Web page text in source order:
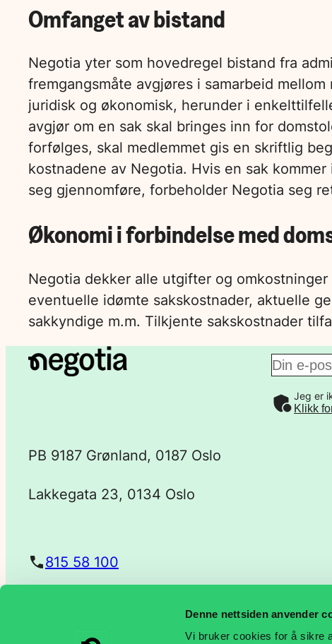
Denne nettsiden anvender
Vi bruker cookies for å sikre
Omfanget av bistand
Negotia yter som hovedregel bistand fra
fremgangsmåte avgjøres i samarbeid
juridisk og økonomisk, herunder i
avgjør om en sak skal bringes inn for
forfølges, skal medlemmet gis en skriftlig
kostnadene av Negotia. Hvis en sak
seg gjennomføre, forbeholder Negotia seg
Økonomi i forbindelse med
Negotia dekker alle utgifter og
eventuelle idømte sakskostnader, aktuelle
sakkyndige m.m. Tilkjente sakskostnader
E
-
d
Jeg er
Klikk
PB 9187 Grønland, 0187 Oslo
Lakkegata 23, 0134 Oslo
815 58 100